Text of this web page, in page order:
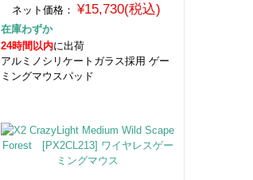
ネット価格： ¥15,730(税込)
在庫わずか
24時間以内に出荷
アルミノシリケートガラス採用 ゲー
ミングマウスパッド